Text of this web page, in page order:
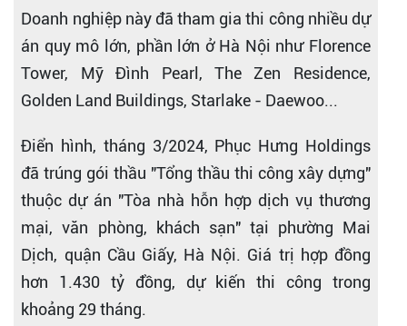
Doanh nghiệp này đã tham gia thi công nhiều dự
án quy mô lớn, phần lớn ở Hà Nội như Florence
Tower, Mỹ Đình Pearl, The Zen Residence,
Golden Land Buildings, Starlake - Daewoo...
Điển hình, tháng 3/2024, Phục Hưng Holdings
đã trúng gói thầu "Tổng thầu thi công xây dựng"
thuộc dự án "Tòa nhà hỗn hợp dịch vụ thương
mại, văn phòng, khách sạn" tại phường Mai
Dịch, quận Cầu Giấy, Hà Nội. Giá trị hợp đồng
hơn 1.430 tỷ đồng, dự kiến thi công trong
khoảng 29 tháng.